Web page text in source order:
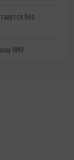
без
НМУ